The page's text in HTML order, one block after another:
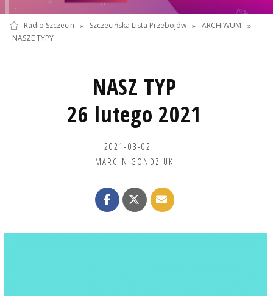
Radio Szczecin » Szczecińska Lista Przebojów » ARCHIWUM
»
NASZE TYPY
NASZ TYP
26 lutego 2021
2021-03-02
MARCIN GONDZIUK